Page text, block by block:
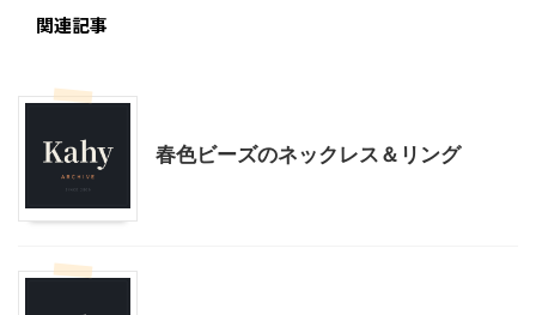
関連記事
春色ビーズのネックレス＆リング